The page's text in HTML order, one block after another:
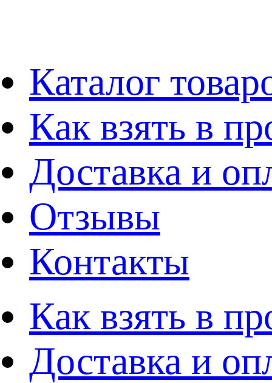
Каталог
Как взять в
Доставка и
Отзывы
Контакты
Как взять в
Доставка и